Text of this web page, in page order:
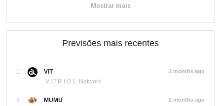
Mostrar mais
Previsões mais recentes
1.
VIT
V.I.T.R.I.O.L. Network
2 months ago
2.
MUMU
2 months ago